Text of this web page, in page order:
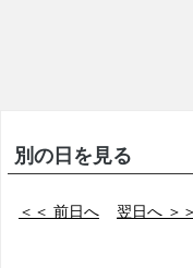
別の日を見る
＜＜ 前日へ 翌日へ ＞＞